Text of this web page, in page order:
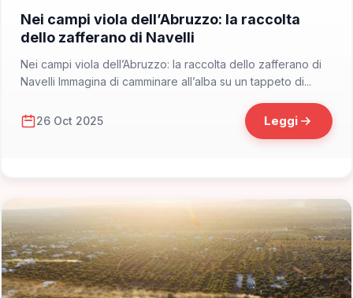
Nei campi viola dell’Abruzzo: la raccolta
dello zafferano di Navelli
Nei campi viola dell’Abruzzo: la raccolta dello zafferano di
Navelli Immagina di camminare all’alba su un tappeto di...
26 Oct 2025 Leggi